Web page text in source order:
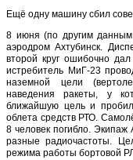
Ещё одну машину сбил
8 июня (по другим
аэродром Ахтубинск.
второй круг ошибочно
истребитель МиГ-23
наземной цели
наведения ракеты, у
ближайшую цель и
облета средств РТО.
8 человек погибло.
разные радиочастоты.
режима работы бортовой